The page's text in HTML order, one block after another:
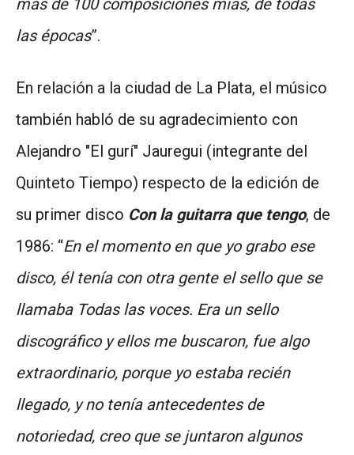
más de 100 composiciones mías, de todas
las épocas”.
En relación a la ciudad de La Plata, el músico
también habló de su agradecimiento con
Alejandro "El gurí" Jauregui (integrante del
Quinteto Tiempo) respecto de la edición de
su primer disco Con la guitarra que tengo, de
1986: “En el momento en que yo grabo ese
disco, él tenía con otra gente el sello que se
llamaba Todas las voces. Era un sello
discográfico y ellos me buscaron, fue algo
extraordinario, porque yo estaba recién
llegado, y no tenía antecedentes de
notoriedad, creo que se juntaron algunos